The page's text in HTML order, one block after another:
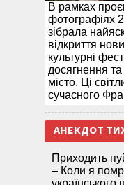
В рамках
фотографіях
зібрала
відкриття
культурні
досягнення
місто. Ці
сучасного
АНЕКДОТ
Приходить
– Коли я